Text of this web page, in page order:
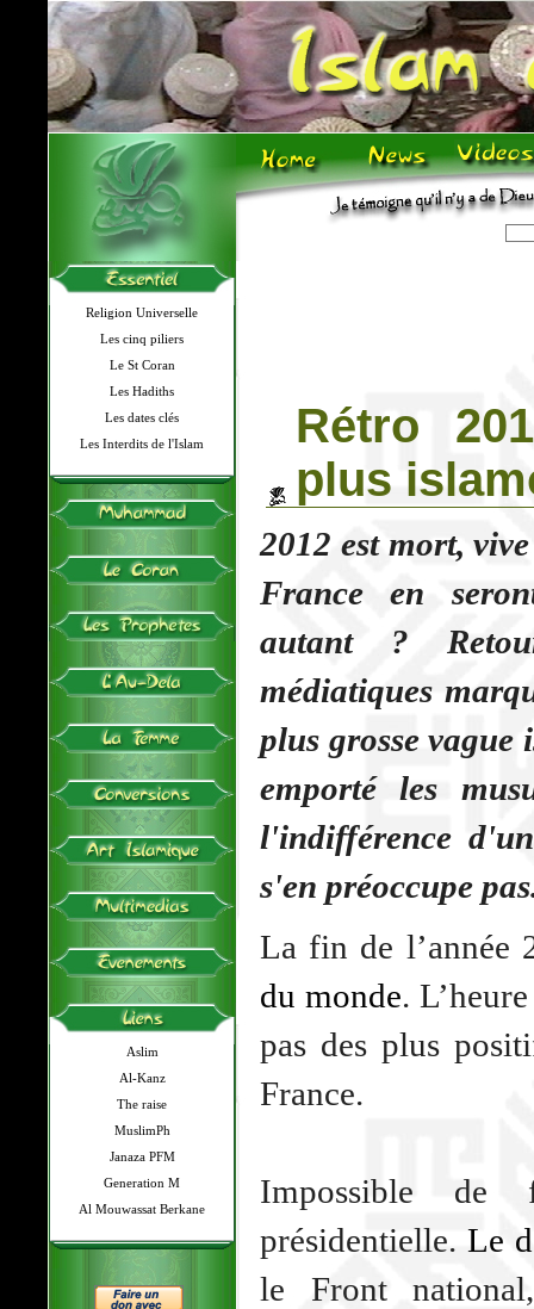
Religion Universelle
Les cinq piliers
Le St Coran
Les Hadiths
Les dates clés
Les Interdits de l'Islam
Aslim
Al-Kanz
The raise
MuslimPh
Janaza PFM
Generation M
Al Mouwassat Berkane
Rétro
plus
2012 est mort,
France en
autant ?
médiatiques
plus grosse vague
emporté les
l'indifférence
s'en préoccupe
La fin de l’année
du monde.
pas des plus
France.
Impossible de
présidentielle.Le
le Front